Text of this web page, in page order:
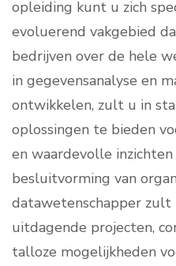
opleiding kunt u zich
evoluerend vakgebied
bedrijven over de hele
in gegevensanalyse en
ontwikkelen, zult u in
oplossingen te bieden
en waardevolle
besluitvorming van
datawetenschapper
uitdagende projecten,
talloze mogelijkheden